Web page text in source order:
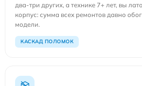
два-три других, а технике 7+ лет, вы
корпус: сумма всех ремонтов давно
модели.
КАСКАД ПОЛОМОК